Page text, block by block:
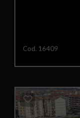
Cod. 16409